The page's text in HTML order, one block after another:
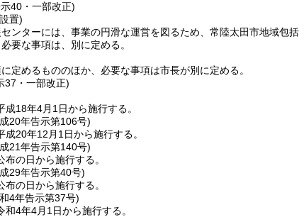
40・一部改正)
置)
ンターには、事業の円滑な運営を図るため、常陸太田市地域包
要な事項は、別に定める。
定めるもののほか、必要な事項は市長が別に定める。
37・一部改正)
成18年4月1日から施行する。
20年告示第106号)
成20年12月1日から施行する。
21年告示第140号)
布の日から施行する。
29年告示第40号)
布の日から施行する。
4年告示第37号)
和4年4月1日から施行する。